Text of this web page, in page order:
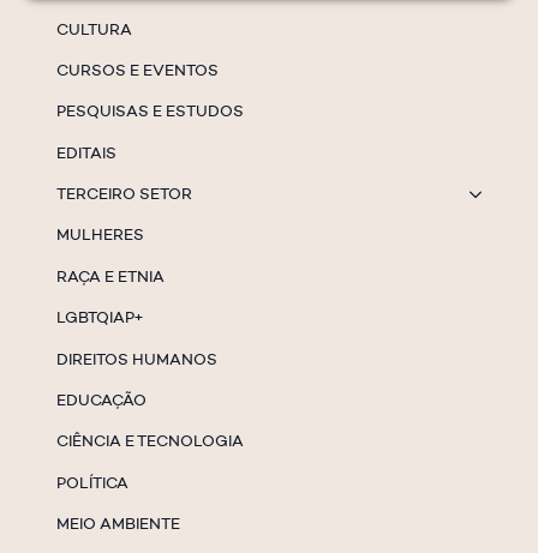
CULTURA
CURSOS E EVENTOS
PESQUISAS E ESTUDOS
EDITAIS
TERCEIRO SETOR
MULHERES
RAÇA E ETNIA
LGBTQIAP+
DIREITOS HUMANOS
EDUCAÇÃO
CIÊNCIA E TECNOLOGIA
POLÍTICA
MEIO AMBIENTE